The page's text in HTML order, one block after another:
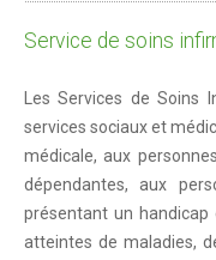
Population
Bulletin Municipal REFLETS
Reflets 2023
Reflets 2022
Reflets 2021
Service de soins
Les Services de Soins
services sociaux et
médicale, aux
dépendantes, aux
présentant un
atteintes de maladies,